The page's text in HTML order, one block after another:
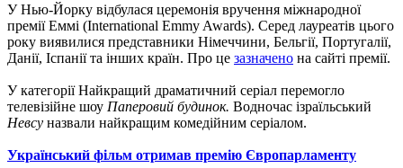
У Нью-Йорку відбулася церемонія вручення міжнародної
премії Еммі (International Emmy Awards). Серед лауреатів цього
року виявилися представники Німеччини, Бельгії, Португалії,
Данії, Іспанії та інших країн. Про це зазначено на сайті премії.
У категорії Найкращий драматичний серіал перемогло
телевізійне шоу Паперовий будинок. Водночас ізраїльський
Невсу назвали найкращим комедійним серіалом.
Український фільм отримав премію Європарламенту